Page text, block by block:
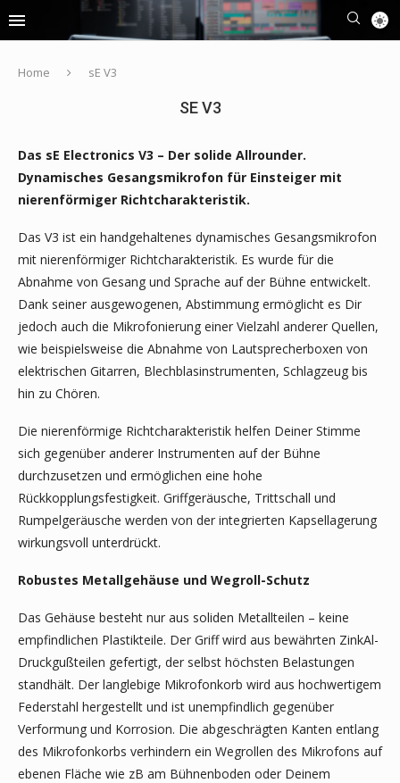
Home sE V3
SE V3
Das sE Electronics V3 – Der solide Allrounder.
Dynamisches Gesangsmikrofon für Einsteiger mit
nierenförmiger Richtcharakteristik.
Das V3 ist ein handgehaltenes dynamisches Gesangsmikrofon
mit nierenförmiger Richtcharakteristik. Es wurde für die
Abnahme von Gesang und Sprache auf der Bühne entwickelt.
Dank seiner ausgewogenen, Abstimmung ermöglicht es Dir
jedoch auch die Mikrofonierung einer Vielzahl anderer Quellen,
wie beispielsweise die Abnahme von Lautsprecherboxen von
elektrischen Gitarren, Blechblasinstrumenten, Schlagzeug bis
hin zu Chören.
Die nierenförmige Richtcharakteristik helfen Deiner Stimme
sich gegenüber anderer Instrumenten auf der Bühne
durchzusetzen und ermöglichen eine hohe
Rückkopplungsfestigkeit. Griffgeräusche, Trittschall und
Rumpelgeräusche werden von der integrierten Kapsellagerung
wirkungsvoll unterdrückt.
Robustes Metallgehäuse und Wegroll-Schutz
Das Gehäuse besteht nur aus soliden Metallteilen – keine
empfindlichen Plastikteile. Der Griff wird aus bewährten ZinkAl-
Druckgußteilen gefertigt, der selbst höchsten Belastungen
standhält. Der langlebige Mikrofonkorb wird aus hochwertigem
Federstahl hergestellt und ist unempfindlich gegenüber
Verformung und Korrosion. Die abgeschrägten Kanten entlang
des Mikrofonkorbs verhindern ein Wegrollen des Mikrofons auf
ebenen Fläche wie zB am Bühnenboden oder Deinem